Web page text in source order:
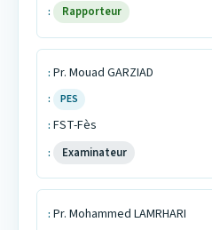
Rapporteur
Pr. Mouad GARZIAD
PES
FST-Fès
Examinateur
Pr. Mohammed LAMRHARI